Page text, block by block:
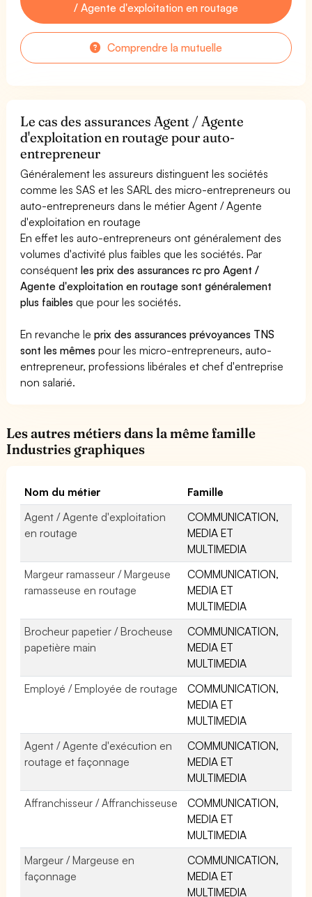
/ Agente d'exploitation en routage
Comprendre la mutuelle
Le cas des assurances Agent / Agente
d'exploitation en routage pour auto-
entrepreneur
Généralement les assureurs distinguent les sociétés
comme les SAS et les SARL des micro-entrepreneurs ou
auto-entrepreneurs dans le métier Agent / Agente
d'exploitation en routage
En effet les auto-entrepreneurs ont généralement des
volumes d'activité plus faibles que les sociétés. Par
conséquentles prix des assurances rc pro Agent /
Agente d'exploitation en routage sont généralement
plus faibles que pour les sociétés.
En revanche leprix des assurances prévoyances TNS
sont les mêmes pour les micro-entrepreneurs, auto-
entrepreneur, professions libérales et chef d'entreprise
non salarié.
Les autres métiers dans la même famille
Industries graphiques
Nom du métier
Famille
Agent / Agente d'exploitation
en routage
COMMUNICATION,
MEDIA ET
MULTIMEDIA
Margeur ramasseur / Margeuse
ramasseuse en routage
COMMUNICATION,
MEDIA ET
MULTIMEDIA
Brocheur papetier / Brocheuse
papetière main
COMMUNICATION,
MEDIA ET
MULTIMEDIA
Employé / Employée de routage
COMMUNICATION,
MEDIA ET
MULTIMEDIA
Agent / Agente d'exécution en
routage et façonnage
COMMUNICATION,
MEDIA ET
MULTIMEDIA
Affranchisseur / Affranchisseuse
COMMUNICATION,
MEDIA ET
MULTIMEDIA
Margeur / Margeuse en
façonnage
COMMUNICATION,
MEDIA ET
MULTIMEDIA